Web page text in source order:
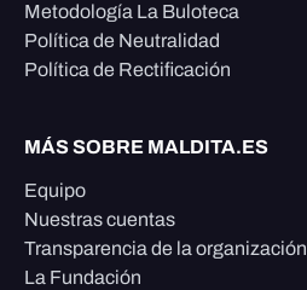
Metodología La Buloteca
Política de Neutralidad
Política de Rectificación
MÁS SOBRE MALDITA.ES
Equipo
Nuestras cuentas
Transparencia de la organización
La Fundación